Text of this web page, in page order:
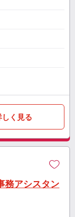
しく見る
務アシスタン